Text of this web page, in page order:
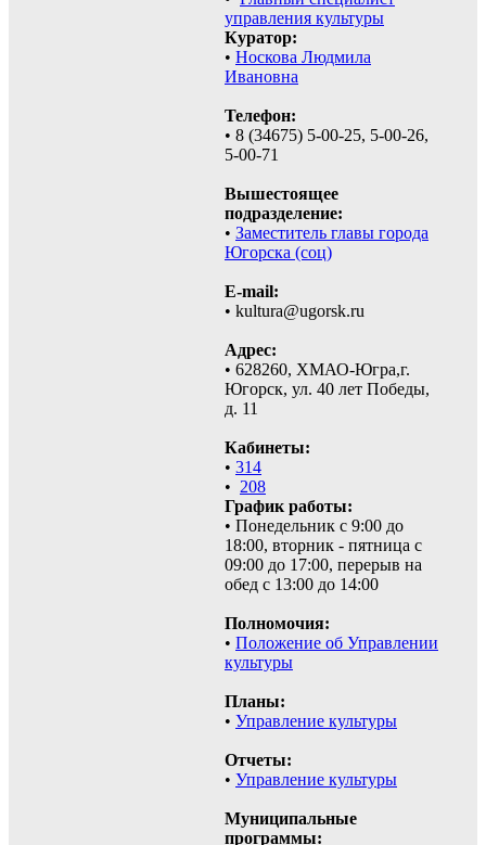
управления культуры
Куратор:
• Носкова Людмила
Ивановна
Телефон:
• 8 (34675) 5-00-25, 5-00-26,
5-00-71
Вышестоящее
подразделение:
• Заместитель главы города
Югорска (соц)
E-mail:
• kultura@ugorsk.ru
Адрес:
• 628260, ХМАО-Югра,г.
Югорск, ул. 40 лет Победы,
д. 11
Кабинеты:
• 314
• 208
График работы:
• Понедельник с 9:00 до
18:00, вторник - пятница с
09:00 до 17:00, перерыв на
обед с 13:00 до 14:00
Полномочия:
• Положение об Управлении
культуры
Планы:
• Управление культуры
Отчеты:
• Управление культуры
Муниципальные
программы: